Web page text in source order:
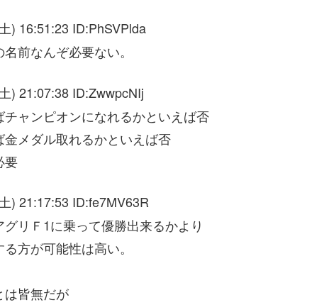
) 16:51:23 ID:PhSVPlda
前なんぞ必要ない。
) 21:07:38 ID:ZwwpcNIj
ャンピオンになれるかといえば否
メダル取れるかといえば否
要
) 21:17:53 ID:fe7MV63R
リＦ1に乗って優勝出来るかより
方が可能性は高い。
は皆無だが